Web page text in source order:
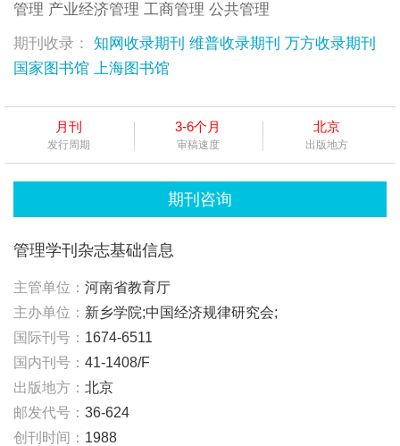
管理 产业经济管理 工商管理 公共管理
期刊收录：
知网收录期刊 维普收录期刊 万方收录期刊
国家图书馆 上海图书馆
月刊
发行周期
3-6个月
审稿速度
北京
出版地方
期刊咨询
管理学刊杂志基础信息
主管单位： 河南省教育厅
主办单位： 新乡学院;中国经济规律研究会;
国际刊号： 1674-6511
国内刊号： 41-1408/F
出版地方： 北京
邮发代号： 36-624
创刊时间： 1988